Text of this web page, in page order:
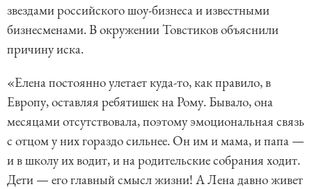
звездами российского шоу-бизнеса и известными
бизнесменами. В окружении Товстиков объяснили
причину иска.
«Елена постоянно улетает куда-то, как правило, в
Европу, оставляя ребятишек на Рому. Бывало, она
месяцами отсутствовала, поэтому эмоциональная связь
с отцом у них гораздо сильнее. Он им и мама, и папа —
и в школу их водит, и на родительские собрания ходит.
Дети — его главный смысл жизни! А Лена давно живет